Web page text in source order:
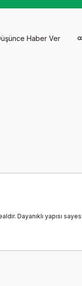
Haber Ver
Dayanıklı yapısı